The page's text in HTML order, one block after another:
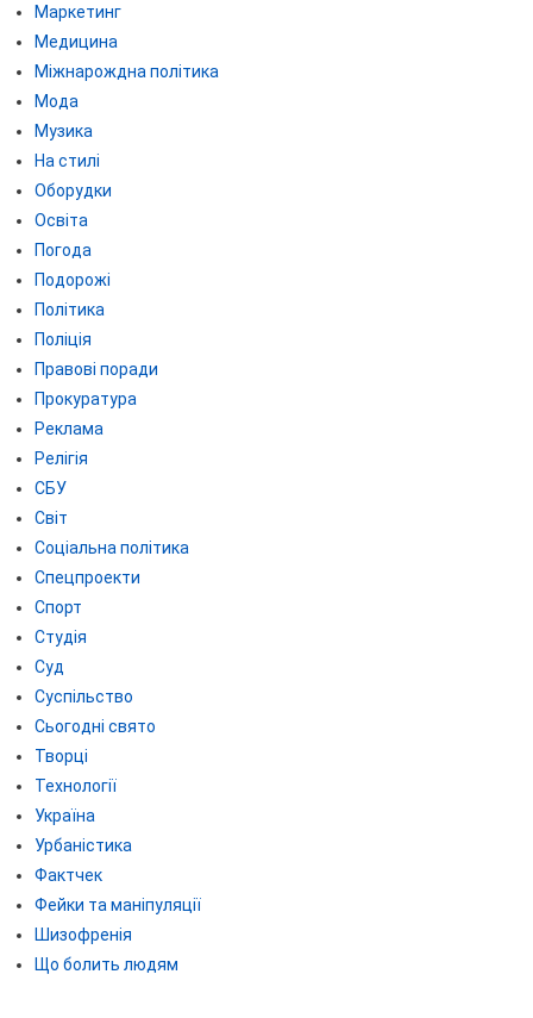
Маркетинг
Медицина
Міжнарождна політика
Мода
Музика
На стилі
Оборудки
Освіта
Погода
Подорожі
Політика
Поліція
Правові поради
Прокуратура
Реклама
Релігія
СБУ
Світ
Соціальна політика
Спецпроекти
Спорт
Студія
Суд
Суспільство
Сьогодні свято
Творці
Технології
Україна
Урбаністика
Фактчек
Фейки та маніпуляції
Шизофренія
Що болить людям